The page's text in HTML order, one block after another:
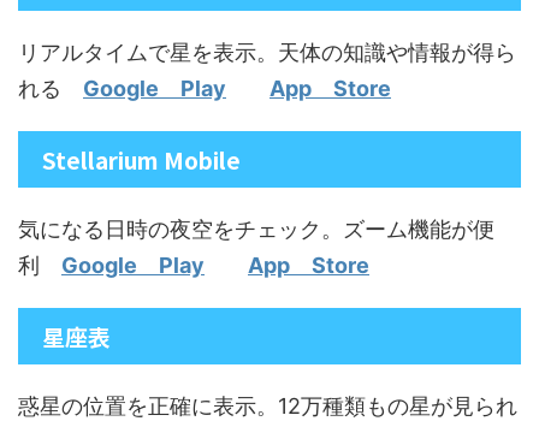
リアルタイムで星を表示。天体の知識や情報が得ら
れる Google Play App Store
Stellarium Mobile
気になる日時の夜空をチェック。ズーム機能が便
利 Google Play App Store
星座‪表‬
惑星の位置を正確に表示。12万種類もの星が見られ